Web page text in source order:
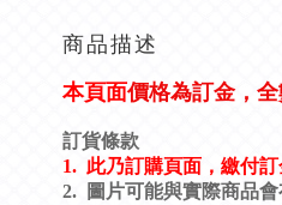
商品描述
本頁面價格為訂金，
訂貨條款
1. 此乃訂購頁面，繳付訂
2.
圖片可能與實際商品